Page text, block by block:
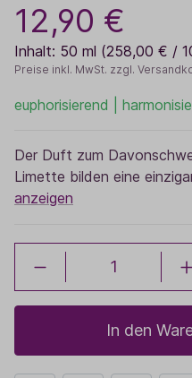
12,90 €
Inhalt: 50 ml (258,00 € /
Preise inkl. MwSt. zzgl.
euphorisierend |
Der Duft zum
Limette bilden eine
anzeigen
In den